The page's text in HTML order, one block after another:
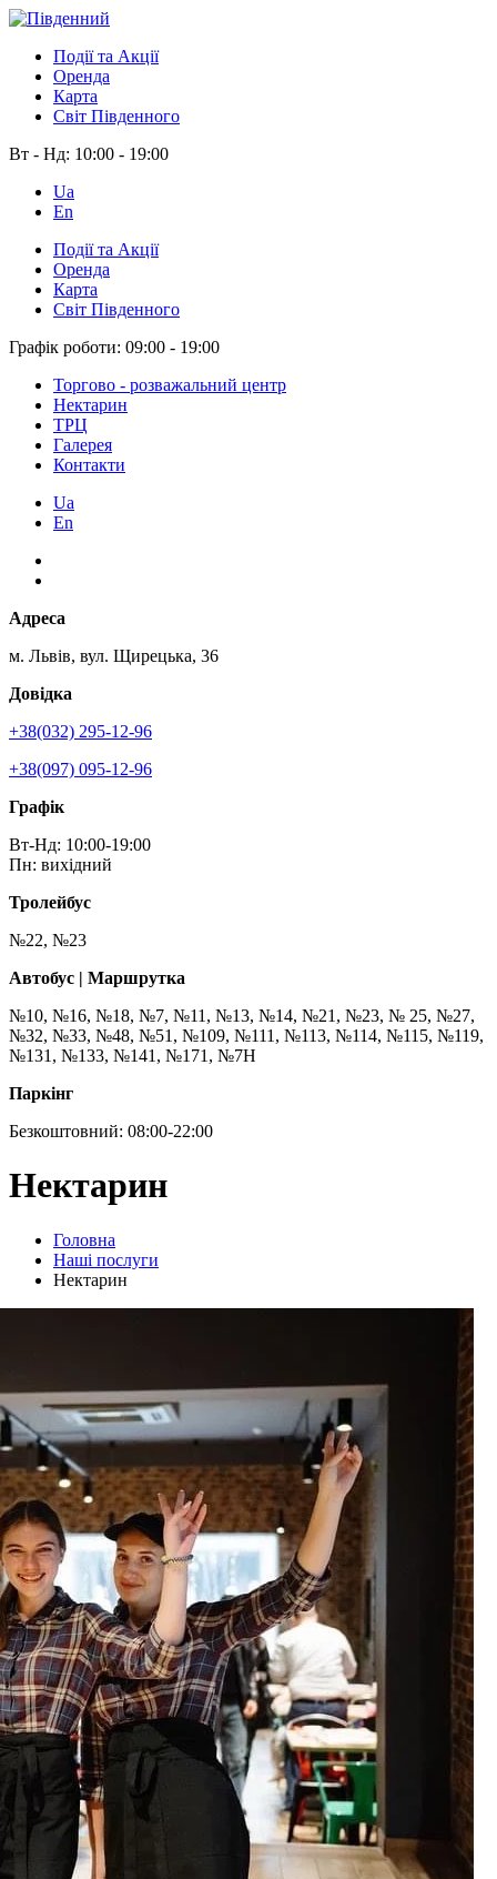
Події та Акції
Оренда
Карта
Світ Південного
Вт - Нд: 10:00 - 19:00
Ua
En
Події та Акції
Оренда
Карта
Світ Південного
Графік роботи: 09:00 - 19:00
Торгово - розважальний центр
Нектарин
ТРЦ
Галерея
Контакти
Ua
En
Адреса
м. Львів, вул. Щирецька, 36
Довідка
+38(032) 295-12-96
+38(097) 095-12-96
Графік
Вт-Нд: 10:00-19:00
Пн: вихідний
Тролейбус
№22, №23
Автобус | Маршрутка
№10, №16, №18, №7, №11, №13, №14, №21, №23, № 25, №27,
№32, №33, №48, №51, №109, №111, №113, №114, №115, №119,
№131, №133, №141, №171, №7Н
Паркінг
Безкоштовний: 08:00-22:00
Нектарин
Головна
Наші послуги
Нектарин